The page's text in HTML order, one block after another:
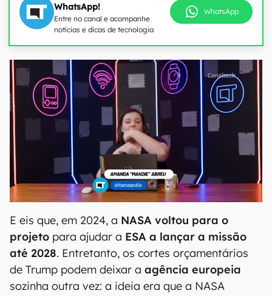
WhatsApp!
Entre no canal e acompanhe
notícias e dicas de tecnologia
WhatsApp
E eis que, em 2024, a NASA voltou para o
projeto para ajudar a ESA a lançar a missão
até 2028. Entretanto, os cortes orçamentários
de Trump podem deixar a agência europeia
sozinha outra vez: a ideia era que a NASA